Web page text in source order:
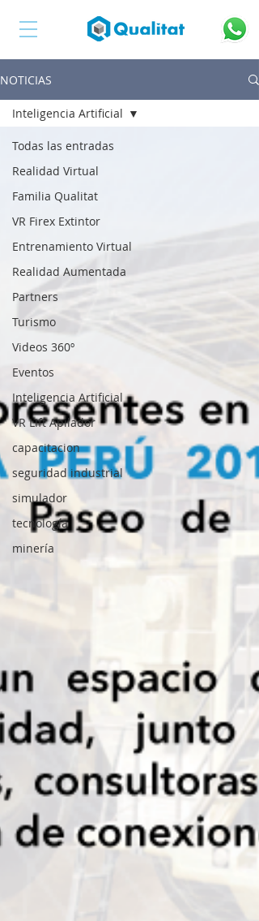
NOTICIAS
Todas las entradas
Realidad Virtual
Familia Qualitat
VR Firex Extintor
Entrenamiento Virtual
Realidad Aumentada
Partners
Turismo
Videos 360º
Eventos
Inteligencia Artificial
VR Lift Apilador
capacitacion
seguridad industrial
simulador
tecnología
minería
Inteligencia Artificial